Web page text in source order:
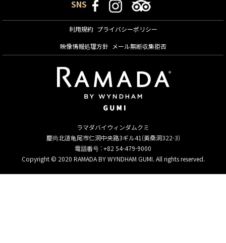
SNS
利用規約 プライバシーポリシー
映像情報処理方針
メール無断収集拒否
ラマダバイウィンダムクミ
慶尚北道亀尾市仁洞中央路3ギル41(黃桑洞322-3)
電話番号 : +82 54-479-9000
Copyright © 2020 RAMADA BY WYNDHAM GUMI. All rights reserved.